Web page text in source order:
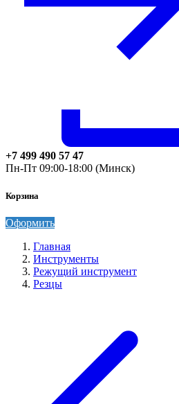
+7 499 490 57 47
Пн-Пт 09:00-18:00 (Минск)
Корзина
Оформить
Главная
Инструменты
Режущий инструмент
Резцы